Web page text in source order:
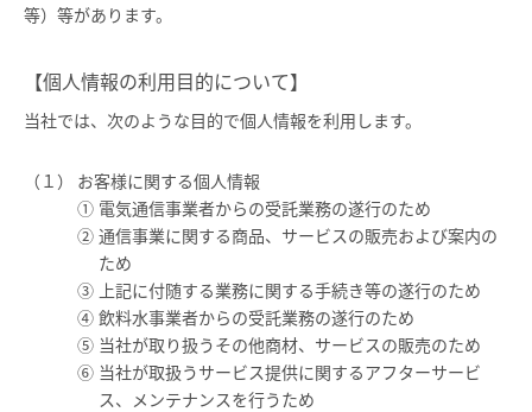
等）等があります。
【個人情報の利用目的について】
当社では、次のような目的で個人情報を利用します。
お客様に関する個人情報
電気通信事業者からの受託業務の遂行のため
通信事業に関する商品、サービスの販売および案内の
ため
上記に付随する業務に関する手続き等の遂行のため
飲料水事業者からの受託業務の遂行のため
当社が取り扱うその他商材、サービスの販売のため
当社が取扱うサービス提供に関するアフターサービ
ス、メンテナンスを行うため